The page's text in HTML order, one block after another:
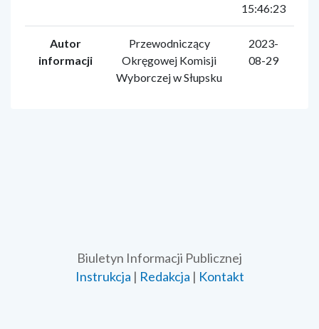
15:46:23
Autor
informacji
Przewodniczący
Okręgowej Komisji
Wyborczej w Słupsku
2023-
08-29
Biuletyn Informacji Publicznej
Instrukcja | Redakcja | Kontakt